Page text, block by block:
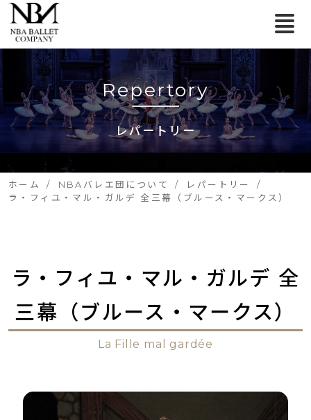
Repertory
レパートリー
ホーム NBAバレエ団について
レパートリー
ラ・フィユ・マル・ガルデ 全三幕（ブルース・マークス）
ラ・フィユ・マル・ガルデ 全
三幕（ブルース・マークス）
La Fille mal gardée